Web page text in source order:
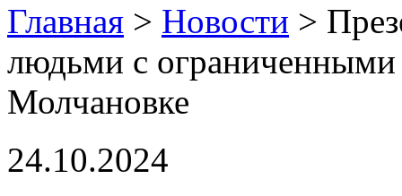
Главная > Новости >
людьми с
Молчановке
24.10.2024